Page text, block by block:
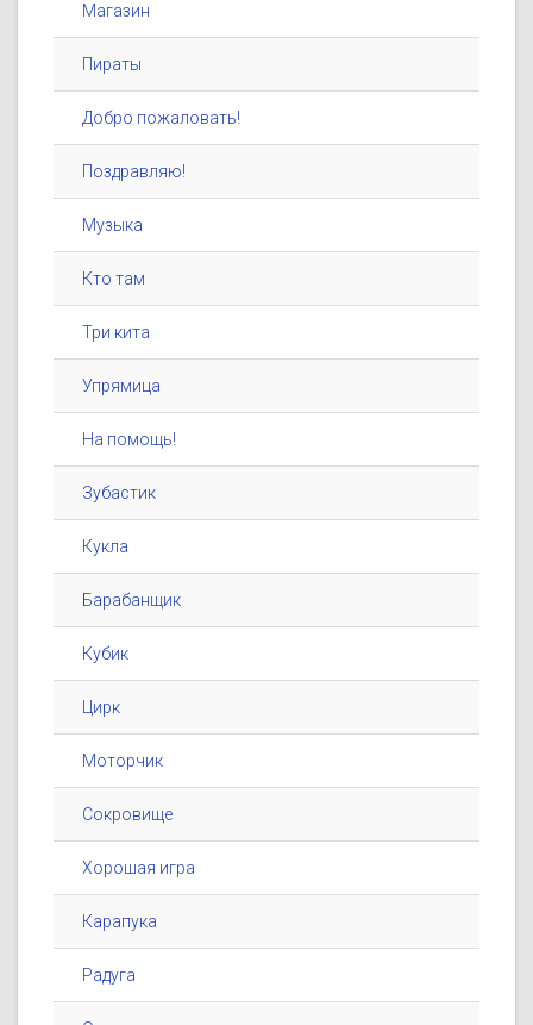
Магазин
Пираты
Добро пожаловать!
Поздравляю!
Музыка
Кто там
Три кита
Упрямица
На помощь!
Зубастик
Кукла
Барабанщик
Кубик
Цирк
Моторчик
Сокровище
Хорошая игра
Карапука
Радуга